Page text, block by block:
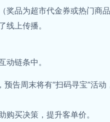
奖品为超市代金券或热门商
上传播。
链条中。
告周末将有“扫码寻宝”活
买决策，提升客单价。